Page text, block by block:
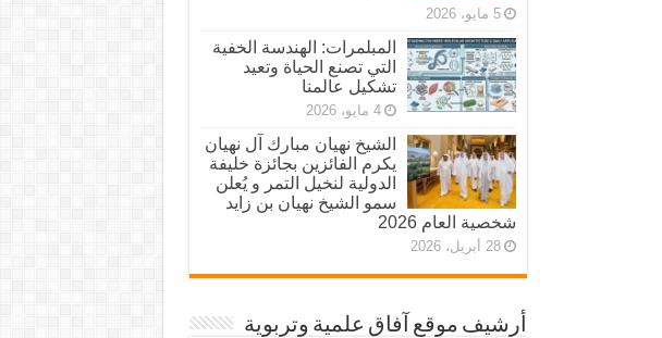
5 مايو، 2026
المبلمرات: الهندسة الخفية
التي تصنع الحياة وتعيد
تشكيل عالمنا
4 مايو، 2026
الشيخ نهيان مبارك آل نهيان
يكرم الفائزين بجائزة خليفة
الدولية لنخيل التمر و يُعلن
سمو الشيخ نهيان بن زايد
شخصية العام 2026
28 أبريل، 2026
أرشيف موقع آفاق علمية وتربوية